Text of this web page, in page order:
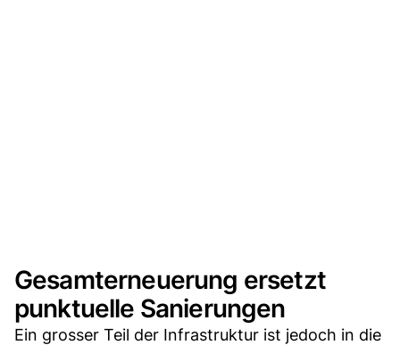
Gesamterneuerung ersetzt
punktuelle Sanierungen
Ein grosser Teil der Infrastruktur ist jedoch in die